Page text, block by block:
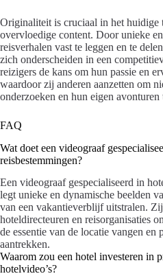
Originaliteit is cruciaal in het huidige
overvloedige content. Door unieke
reisverhalen vast te leggen en te
zich onderscheiden in een
reizigers de kans om hun passie en
waardoor zij anderen aanzetten om
onderzoeken en hun eigen avonturen
FAQ
Wat doet een videograaf
reisbestemmingen?
Een videograaf gespecialiseerd in
legt unieke en dynamische beelden
van een vakantieverblijf uitstralen.
hoteldirecteuren en reisorganisaties
de essentie van de locatie vangen en
aantrekken.
Waarom zou een hotel investeren in
hotelvideo’s?